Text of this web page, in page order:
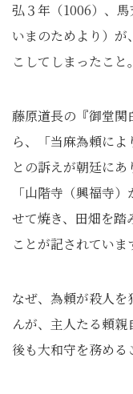
弘３年（1006）、
いまのためより）
こしてしまったこと。
藤原道長の『御堂関
ら、「当麻為頼によ
との訴えが朝廷にあ
「山階寺（興福寺
せて焼き、田畑を踏
ことが記されていま
なぜ、為頼が殺人
んが、主人たる頼
後も大和守を務める